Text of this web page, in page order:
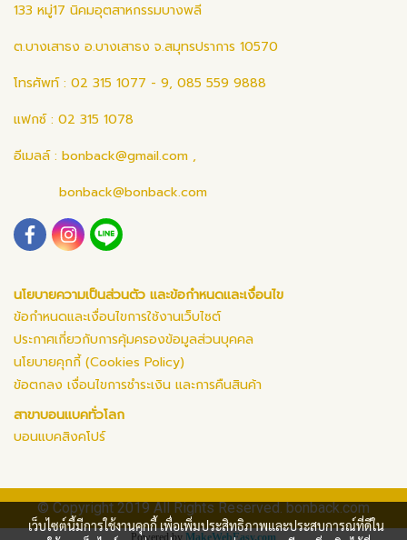
133 หมู่17 นิคมอุตสาหกรรมบางพลี
ต.บางเสาธง อ.บางเสาธง จ.สมุทรปราการ 10570
โทรศัพท์ : 02 315 1077 - 9, 085 559 9888
แฟกซ์ : 02 315 1078
อีเมลล์ : bonback@gmail.com ,
bonback@bonback.com
นโยบายความเป็นส่วนตัว และข้อกำหนดและเงื่อนไข
ข้อกำหนดและเงื่อนไขการใช้งานเว็บไซต์
ประกาศเกี่ยวกับการคุ้มครองข้อมูลส่วนบุคคล
นโยบายคุกกี้ (Cookies Policy)
ข้อตกลง เงื่อนไขการชำระเงิน และการคืนสินค้า
สาขาบอนแบคทั่วโลก
บอนแบคสิงคโปร์
© Copyright 2019 All Rights Reserved. bonback.com
Powered by MakeWebEasy.com
เว็บไซต์นี้มีการใช้งานคุกกี้ เพื่อเพิ่มประสิทธิภาพและประสบการณ์ที่ดีใน